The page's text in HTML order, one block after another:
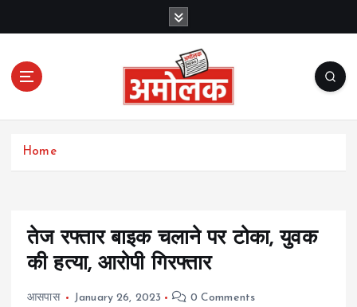
c
Amolak News
Home
तेज रफ्तार बाइक चलाने पर टोका, युवक
की हत्या, आरोपी गिरफ्तार
आसपास January 26, 2023 0 Comments